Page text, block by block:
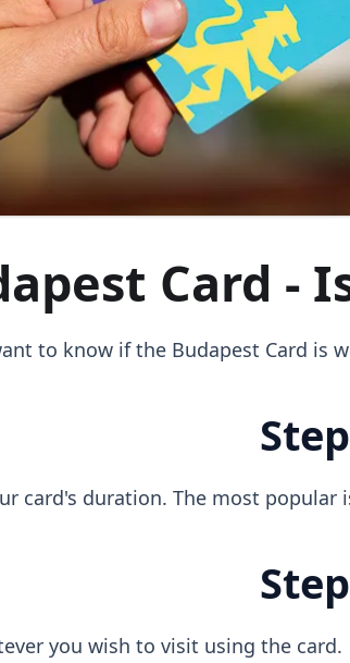
Card -
to know if the Budapest Card is
card's duration. The most popular
you wish to visit using the card.